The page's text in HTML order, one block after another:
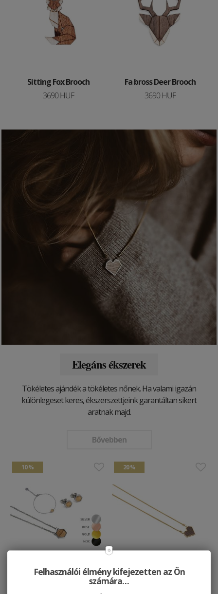
Sitting Fox Brooch
3690 HUF
Fa bross Deer Brooch
3690 HUF
Elegáns ékszerek
Tökéletes ajándék a tökéletes nőnek. Ha valami igazán
különlegeset keres, ékszerszettjeink garantáltan sikert
aratnak majd.
Bővebben
10 %
Hexagon Set
20 %
Nyaklánc Aurum
Felhasználói élmény kifejezetten az Ön
számára…